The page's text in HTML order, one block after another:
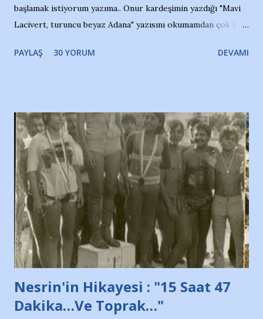
başlamak istiyorum yazıma.. Onur kardeşimin yazdığı "Mavi
Lacivert, turuncu beyaz Adana" yazısını okumamdan çok kısa
irkildim.. "Bursasporlu taraftarlar, İstanbul takımlarının
ve ürünlerini Bursa şehrinde görmek istemediklerini bir
protesto eylemiyle açıkladıklarını bildiriyordu.. Bu grup
adına açıklama yapan şahsı muhterem(!) ''Açık ve net olarak
söylüyoruz. Bu son uyarımızdır. Bunun yanısıra, bu takımlara
ait tanıtıcı ilanların asılmasına izin veren Bursa Büyükşehir
Belediyesi ile mağazaların bulunduğu alışveriş merkezlerini
de kınıyoruz'' diye de eklemiş .. Blogumuzda okuduğum bu
yazının hemen ardından bu habe...
PAYLAŞ 30 YORUM DEVAMI
Nesrin'in Hikayesi : "15 Saat 47
Dakika…Ve Toprak…"